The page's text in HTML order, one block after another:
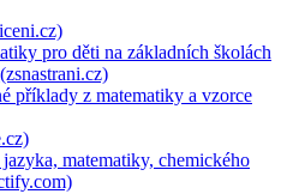
pro děti na základních školách
příklady z matematiky a vzorce
matematiky, chemického